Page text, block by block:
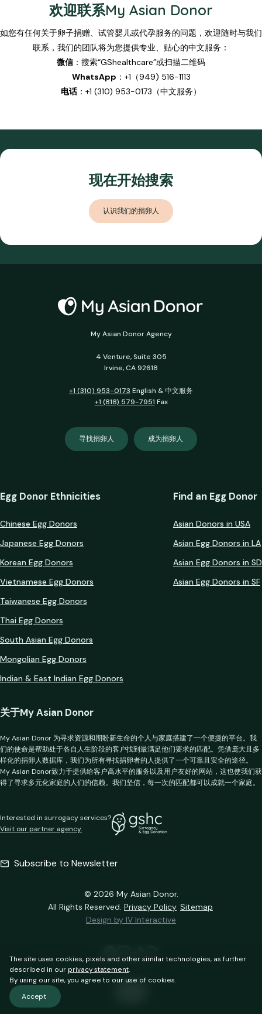
欢迎联系My Asian Donor
如您有任何关于卵子捐赠、试管婴儿或代孕服务的问题，欢迎随时与我们
联系，我们的团队将为您提供专业、贴心的中文服务：
微信：搜索“GShealthcare”或扫描二维码
WhatsApp ：+1（949) 516-1113
电话：+1 (310) 953-0173（中文服务）
现在开始搜索
认识我们的捐卵人
My Asian Donor Agency
4 Venture, Suite 305
Irvine, CA 92618
+1 (310) 953-0173 English & 中文服务
+1 (818) 579-7951 Fax
寻找捐卵人 成为捐卵人
Egg Donor Ethnicities
Chinese Egg Donors
Japanese Egg Donors
Korean Egg Donors
Vietnamese Egg Donors
Taiwanese Egg Donors
Thai Egg Donors
South Asian Egg Donors
Mongolian Egg Donors
Indian & East Indian Egg Donors
Find an Egg Donor
Asian Donors in USA
Asian Egg Donors in LA
Asian Egg Donors in SD
Asian Egg Donors in SF
关于My Asian Donor
My Asian Donor 为寻求资源和期盼新生命的个人与家庭搭建了一个便捷的平台。我
们的使命是帮助处于各自人生阶段的客户找到最满足他们要求的匹配。凭借庞大且多
样化的捐卵人数据库，我们为所有寻找捐卵者的人提供了一个可靠且安全的途径。
My Asian Donor致力于提供给客户高水平的服务以及用户友好的网站，这也使我们获
得了寻求多元化家庭的人们的信赖。我们坚信，每一次的匹配都可以成就一个家庭。
Interested in surrogacy services?
Visit our partner agency.
Subscribe to Newsletter
© 2026 My Asian Donor.
All Rights Reserved. Privacy Policy Sitemap
Design by IV Interactive
The site uses cookies, pixels and other similar technologies, as further
described in our privacy statement.
By using our site, you agree to our use of cookies.
Accept